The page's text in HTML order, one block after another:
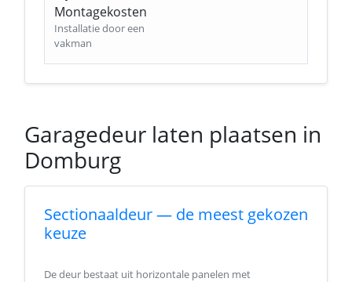
Montagekosten
Installatie door een
vakman
Garagedeur laten plaatsen in
Domburg
Sectionaaldeur — de meest gekozen
keuze
De deur bestaat uit horizontale panelen met